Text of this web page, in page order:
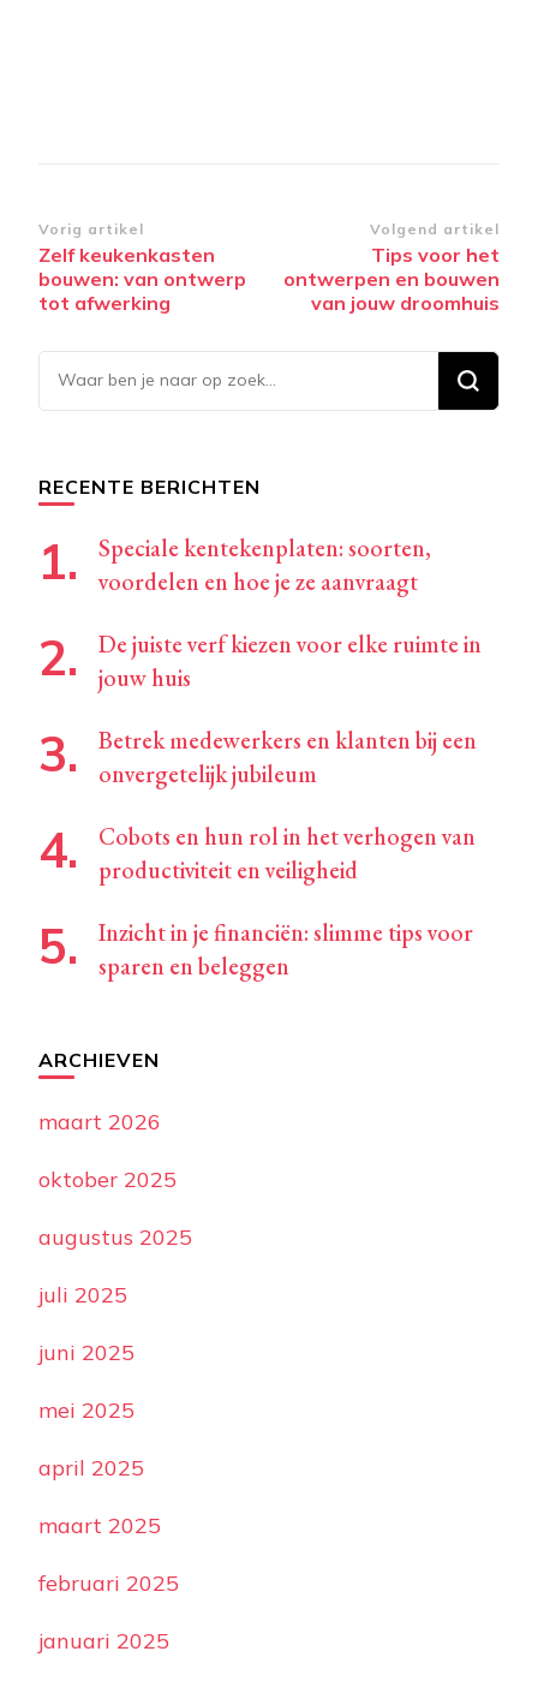
Bericht
navigatie
Vorig artikel
Zelf keukenkasten
bouwen: van ontwerp
tot afwerking
Volgend artikel
Tips voor het
ontwerpen en bouwen
van jouw droomhuis
Op
zoek
RECENTE BERICHTEN
Speciale kentekenplaten: soorten,
voordelen en hoe je ze aanvraagt
De juiste verf kiezen voor elke ruimte in
jouw huis
Betrek medewerkers en klanten bij een
onvergetelijk jubileum
Cobots en hun rol in het verhogen van
productiviteit en veiligheid
Inzicht in je financiën: slimme tips voor
sparen en beleggen
ARCHIEVEN
maart 2026
oktober 2025
augustus 2025
juli 2025
juni 2025
mei 2025
april 2025
maart 2025
februari 2025
januari 2025